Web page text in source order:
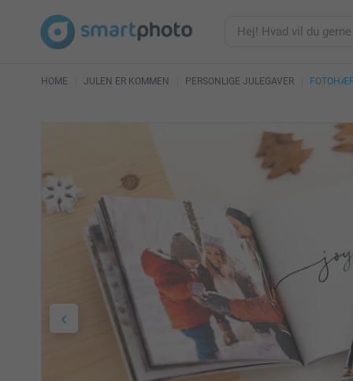
HOME JULEN ER KOMMEN PERSONLIGE JULEGAVER